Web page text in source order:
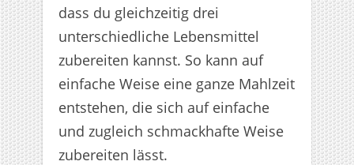
dass du gleichzeitig drei
unterschiedliche Lebensmittel
zubereiten kannst. So kann auf
einfache Weise eine ganze Mahlzeit
entstehen, die sich auf einfache
und zugleich schmackhafte Weise
zubereiten lässt.